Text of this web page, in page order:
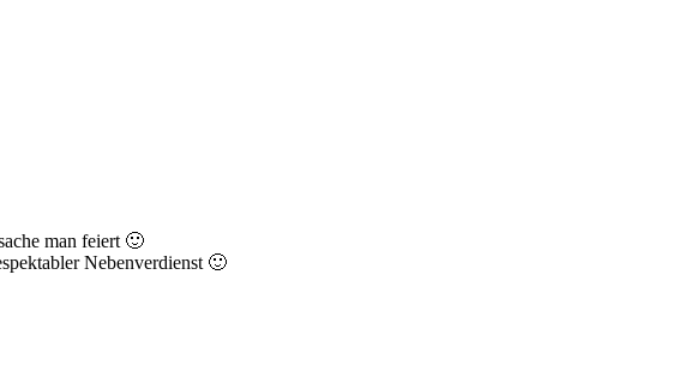
man feiert 🙂
Nebenverdienst 🙂